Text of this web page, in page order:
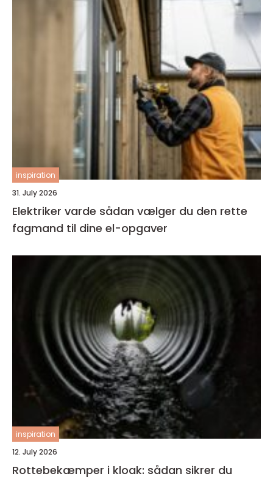
inspiration
31. July 2026
Elektriker varde sådan vælger du den rette
fagmand til dine el-opgaver
inspiration
12. July 2026
Rottebekæmper i kloak: sådan sikrer du